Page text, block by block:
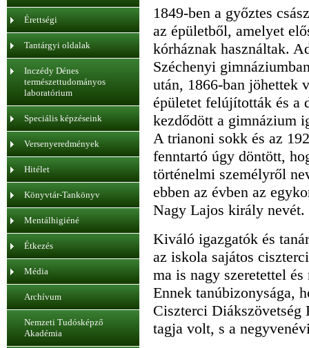
Érettségi
Tantárgyi oldalak
Inczédy Dénes
természettudományos
laboratórium
Speciális képzéseink
Versenyeredmények
Hitélet
Könyvtár-Tankönyv
Mentálhigiéné
Étkezés
Média
Archívum
Nemzeti Tudósképző
Akadémia
1849-ben a győztes
az épületből, amelyet
kórháznak használtak.
Széchenyi
után, 1866-ban jöhettek
épületet felújították és a
kezdődött a gimnázium
A trianoni sokk és az
fenntartó úgy döntött,
történelmi személyről
ebben az évben az
Nagy Lajos király nevét.
Kiváló igazgatók és
az iskola sajátos
ma is nagy szeretettel
Ennek tanúbizonysága,
Ciszterci Diákszövetség
tagja volt, s a